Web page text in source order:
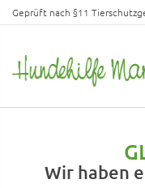
Geprüft nach §11
Wir haben